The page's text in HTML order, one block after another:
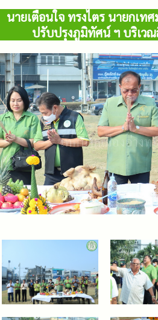
นายเตือนใจ ทรงไตร นายกเท
ปรับปรุงภูมิทัศน์ ฯ บริเวณ